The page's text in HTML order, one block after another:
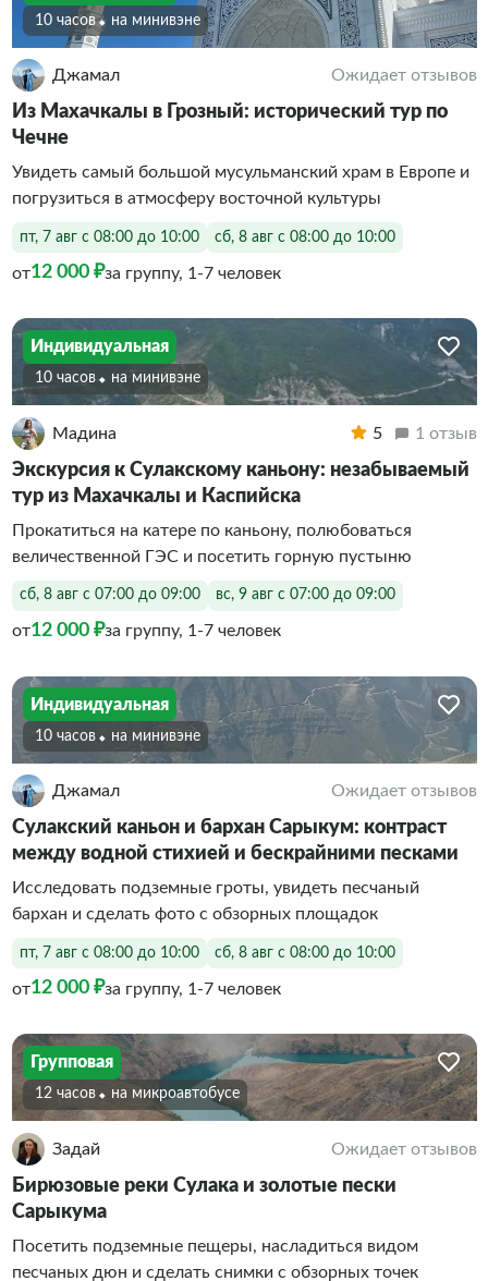
10 часов На минивэне
Джамал Ожидает отзывов
Из Махачкалы в Грозный: исторический тур по
Чечне
Увидеть самый большой мусульманский храм в Европе и
погрузиться в атмосферу восточной культуры
пт, 7 авг с 08:00 до 10:00 сб, 8 авг с 08:00 до 10:00
от12 000 ₽за группу, 1-7 человек
Индивидуальная
10 часов На минивэне
Мадина 5 1 отзыв
Экскурсия к Сулакскому каньону: незабываемый
тур из Махачкалы и Каспийска
Прокатиться на катере по каньону, полюбоваться
величественной ГЭС и посетить горную пустыню
сб, 8 авг с 07:00 до 09:00 вс, 9 авг с 07:00 до 09:00
от12 000 ₽за группу, 1-7 человек
Индивидуальная
10 часов На минивэне
Джамал Ожидает отзывов
Сулакский каньон и бархан Сарыкум: контраст
между водной стихией и бескрайними песками
Исследовать подземные гроты, увидеть песчаный
бархан и сделать фото с обзорных площадок
пт, 7 авг с 08:00 до 10:00 сб, 8 авг с 08:00 до 10:00
от12 000 ₽за группу, 1-7 человек
Групповая
12 часов На микроавтобусе
Задай Ожидает отзывов
Бирюзовые реки Сулака и золотые пески
Сарыкума
Посетить подземные пещеры, насладиться видом
песчаных дюн и сделать снимки с обзорных точек